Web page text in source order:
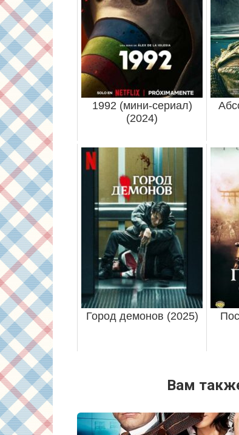
1992 (мини-сериал)
(2024)
Город демонов (2025)
Вам